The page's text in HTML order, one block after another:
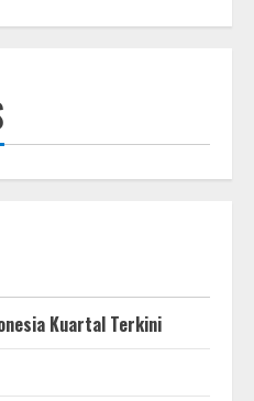
Kuartal Terkini